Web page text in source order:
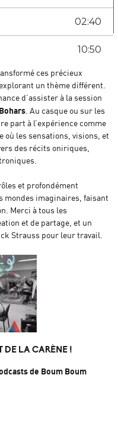
ces précieux
un thème différent.
d’assister à la session
. Au casque ou sur les
part à l’expérience comme
où les sensations, visions, et
des récits oniriques,
et profondément
mondes imaginaires, faisant
Merci à tous les
et de partage, et un
Strauss pour leur travail.
DE LA CARÈNE !
de Boum Boum